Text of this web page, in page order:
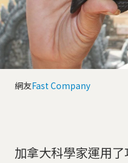
網友Fast Company
加拿大科學家運用